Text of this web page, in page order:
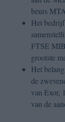
beurs
Het
FTSE
grootste
Het
de
van Exor,
van de